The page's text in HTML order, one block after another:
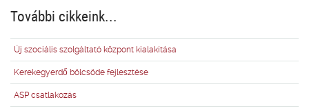
További cikkeink...
Új szociális szolgáltató központ kialakítása
Kerekegyerdő bölcsöde fejlesztése
ASP csatlakozás